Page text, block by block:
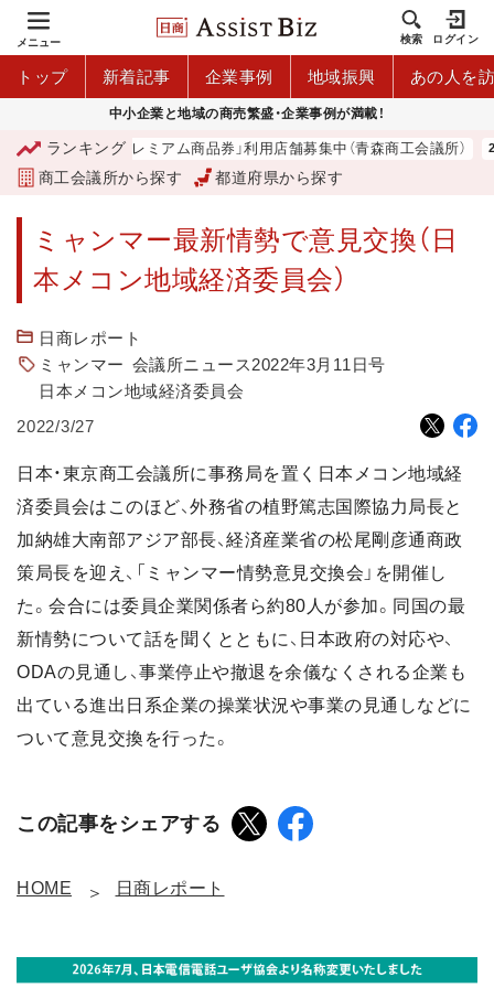
メニュー 検索 ログイン
トップ 新着記事 企業事例 地域振興 あの人を
中小企業と地域の商売繁盛・企業事例が満載！
ランキング
「青森市プレミアム商品券」利用店舗募集中（青森商工会議所）
商工会議所から探す 都道府県から探す
ミャンマー最新情勢で意見交換（日
本メコン地域経済委員会）
日商レポート
ミャンマー 会議所ニュース2022年3月11日号
日本メコン地域経済委員会
2022/3/27
日本・東京商工会議所に事務局を置く日本メコン地域経
済委員会はこのほど、外務省の植野篤志国際協力局長と
加納雄大南部アジア部長、経済産業省の松尾剛彦通商政
策局長を迎え、「ミャンマー情勢意見交換会」を開催し
た。会合には委員企業関係者ら約80人が参加。同国の最
新情勢について話を聞くとともに、日本政府の対応や、
ODAの見通し、事業停止や撤退を余儀なくされる企業も
出ている進出日系企業の操業状況や事業の見通しなどに
ついて意見交換を行った。
この記事をシェアする
HOME 日商レポート